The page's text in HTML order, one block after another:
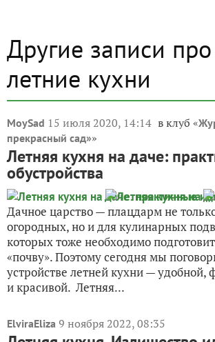
Другие записи про
летние кухни
MoySad 15 июля 2020, 14:14 в клуб «
прекрасный сад»»
Летняя кухня на даче:
обустройства
Дачное царство — плацдарм не
огородных, но и для кулинарных
которых тоже необходимо
«почву». Поэтому сегодня мы
устройстве летней кухни — удобной,
и красивой. Летняя...
ElviraEliza 9 ноября 2022, 08:35